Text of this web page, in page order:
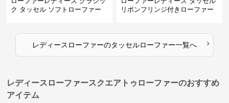
ク タッセル ソフトローファー
リボンフリンジ付きローファー
レディースローファーのタッセルローファー一覧へ ›
レディースローファースクエアトゥローファーのおすすめ
アイテム